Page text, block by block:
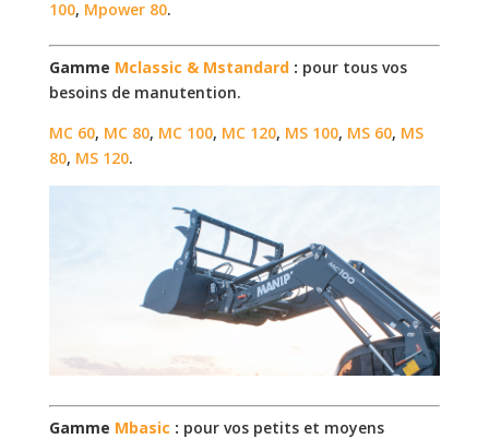
100, Mpower 80.
Gamme Mclassic & Mstandard: pour tous vos
besoins de manutention.
MC 60, MC 80, MC 100, MC 120, MS 100, MS 60, MS
80, MS 120.
Gamme Mbasic : pour vos petits et moyens